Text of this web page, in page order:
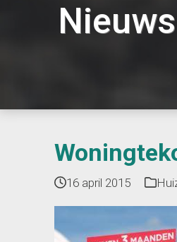
Nieuws
16 april 2015